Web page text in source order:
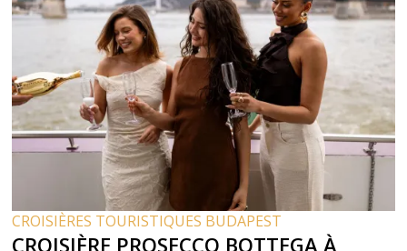
CROISIÈRES TOURISTIQUES BUDAPEST
CROISIÈRE PROSECCO BOTTEGA À